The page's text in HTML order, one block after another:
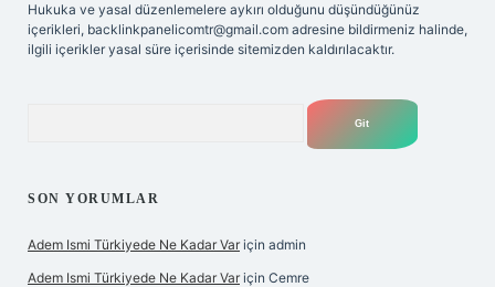
Hukuka ve yasal düzenlemelere aykırı olduğunu düşündüğünüz
içerikleri, backlinkpanelicomtr@gmail.com adresine bildirmeniz halinde,
ilgili içerikler yasal süre içerisinde sitemizden kaldırılacaktır.
SON YORUMLAR
Adem Ismi Türkiyede Ne Kadar Var için admin
Adem Ismi Türkiyede Ne Kadar Var için Cemre